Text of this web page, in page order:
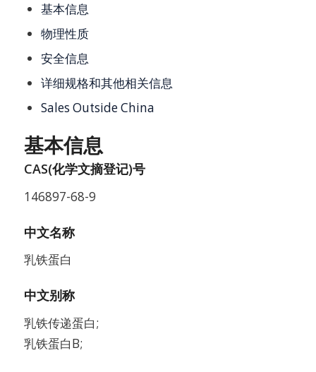
基本信息
物理性质
安全信息
详细规格和其他相关信息
Sales Outside China
基本信息
CAS(化学文摘登记)号
146897-68-9
中文名称
乳铁蛋白
中文别称
乳铁传递蛋白;
乳铁蛋白B;